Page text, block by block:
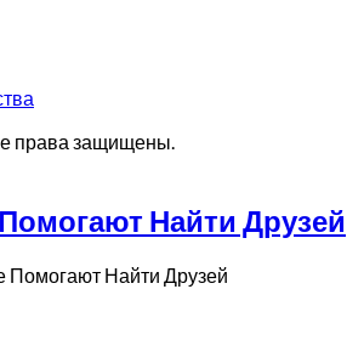
права защищены.
Найти Друзей